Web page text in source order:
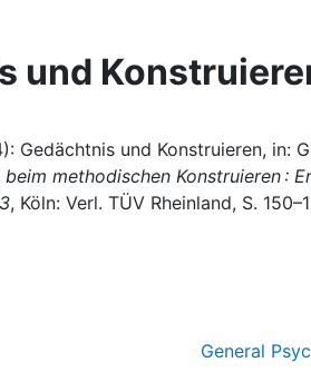
und
Gedächtnis und Konstruieren, in:
methodischen Konstruieren :
, Köln: Verl. TÜV Rheinland, S.
General